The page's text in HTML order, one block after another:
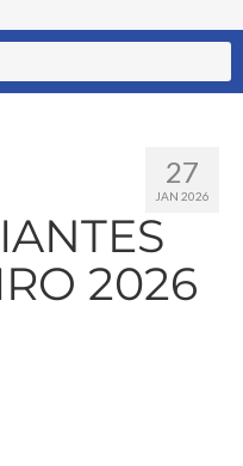
27
JAN 2026
2026